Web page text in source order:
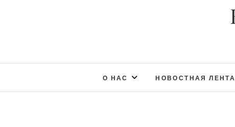
О НАС НОВОСТНАЯ ЛЕНТА